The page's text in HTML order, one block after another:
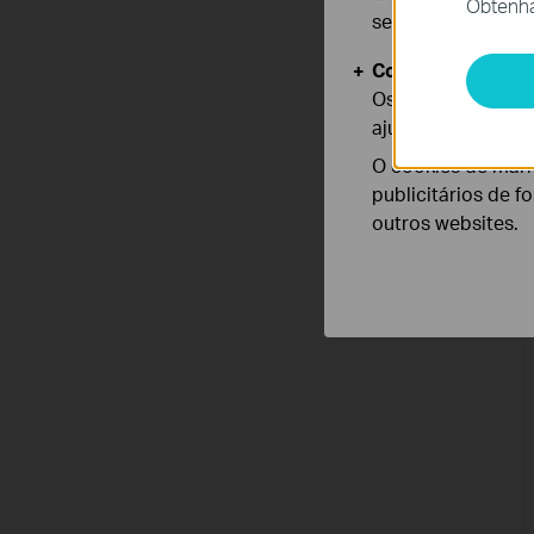
seus sistemas.
Cookies de
Os cookies de
ajustar a
O cookies de
publicitários de
outros websites.